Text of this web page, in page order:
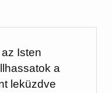
Isten
a
leküzdve